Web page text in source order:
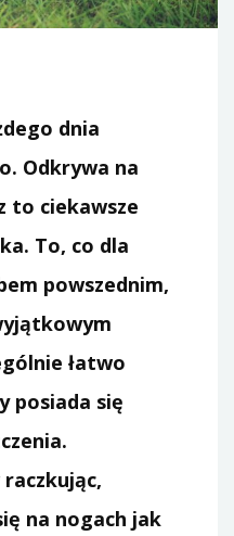
dnia
Odkrywa na
to ciekawsze
To, co dla
powszednim,
łatwo
posiada się
na nogach jak